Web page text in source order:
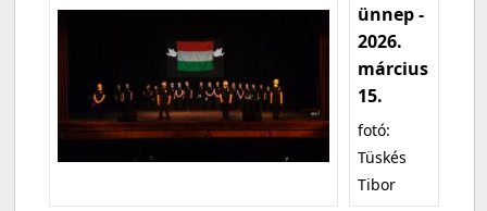
ünnep -
2026.
március
15.
fotó:
Tüskés
Tibor